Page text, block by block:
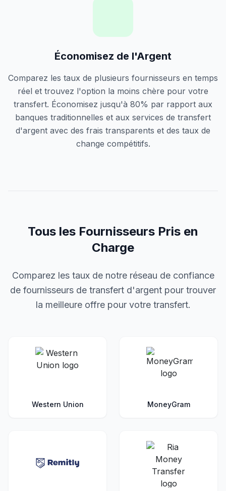
Économisez de l'Argent
Comparez les taux de plusieurs fournisseurs en temps
réel et trouvez l'option la moins chère pour votre
transfert. Économisez jusqu'à 80% par rapport aux
banques traditionnelles et aux services de transfert
d'argent avec des frais transparents et des taux de
change compétitifs.
Tous les Fournisseurs Pris en
Charge
Comparez les taux de notre réseau de confiance
de fournisseurs de transfert d'argent pour trouver
la meilleure offre pour votre transfert.
Western Union MoneyGram